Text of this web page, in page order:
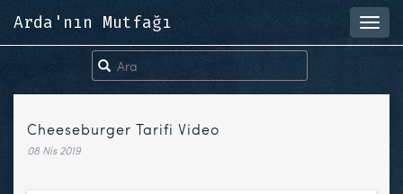
Arda'nın Mutfağı
Cheeseburger Tarifi Video
08 Nis 2019